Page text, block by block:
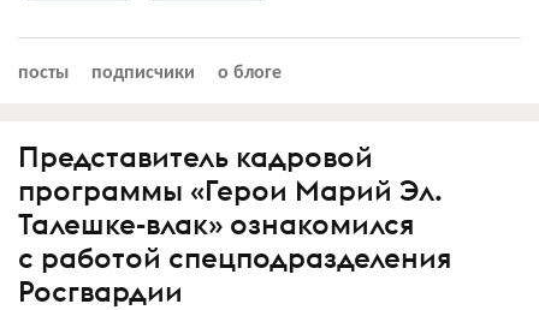
посты подписчики о блоге
Представитель кадровой
программы «Герои Марий Эл.
Талешке-влак» ознакомился
с работой спецподразделения
Росгвардии